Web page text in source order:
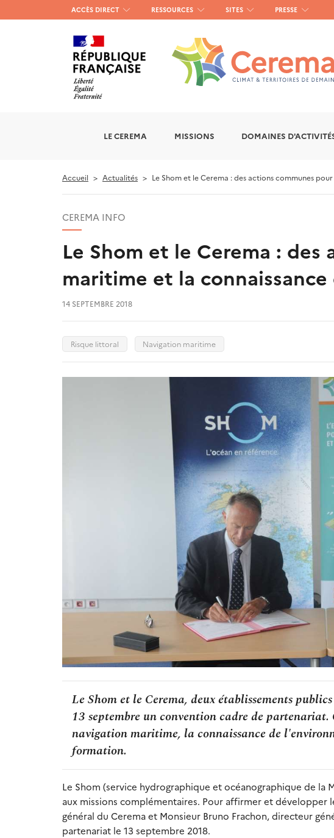
Menu
haut
gauche
ACCÈS DIRECT RESSOURCES SITES PRESSE
LE CEREMA MISSIONS DOMAINES
Accueil Actualités Le Shom et le Cerema : des actions communes
CEREMA INFO
Le Shom et le Cerema :
maritime et la
14 SEPTEMBRE 2018
Risque littoral Navigation maritime
Le Shom et le Cerema, deux établissements
13 septembre un convention cadre de
navigation maritime, la connaissance de
formation.
Le Shom (service hydrographique et océanographique de la
aux missions complémentaires. Pour affirmer et développer
général du Cerema et Monsieur Bruno Frachon, directeur
partenariat le 13 septembre 2018.